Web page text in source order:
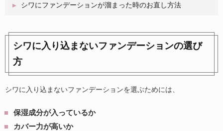
シワにファンデーションが溜まった時のお直し方法
シワに入り込まないファンデーションの選び
方
シワに入り込まないファンデーションを選ぶためには、
保湿成分が入っているか
カバー力が高いか